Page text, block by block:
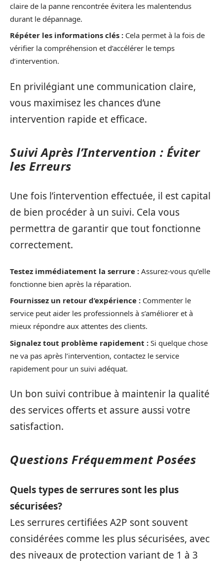
claire de la panne rencontrée évitera les malentendus
durant le dépannage.
Répéter les informations clés : Cela permet à la fois de
vérifier la compréhension et d’accélérer le temps
d’intervention.
En privilégiant une communication claire,
vous maximisez les chances d’une
intervention rapide et efficace.
Suivi Après l’Intervention : Éviter
les Erreurs
Une fois l’intervention effectuée, il est capital
de bien procéder à un suivi. Cela vous
permettra de garantir que tout fonctionne
correctement.
Testez immédiatement la serrure : Assurez-vous qu’elle
fonctionne bien après la réparation.
Fournissez un retour d’expérience : Commenter le
service peut aider les professionnels à s’améliorer et à
mieux répondre aux attentes des clients.
Signalez tout problème rapidement : Si quelque chose
ne va pas après l’intervention, contactez le service
rapidement pour un suivi adéquat.
Un bon suivi contribue à maintenir la qualité
des services offerts et assure aussi votre
satisfaction.
Questions Fréquemment Posées
Quels types de serrures sont les plus
sécurisées?
Les serrures certifiées A2P sont souvent
considérées comme les plus sécurisées, avec
des niveaux de protection variant de 1 à 3